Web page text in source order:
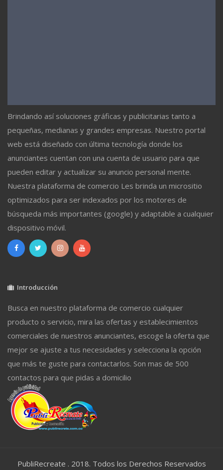
Brindando así soluciones gráficas y publicitarias tanto a
pequeñas, medianas y grandes empresas. Nuestro portal
web está diseñado con última tecnología donde los
anunciantes cuentan con una cuenta de usuario para que
pueden editar y actualizar su anuncio personal mente.
Nuestra plataforma de comercio Les brinda un micrositio
optimizados para ser indexados por los motores de
búsqueda más importantes (google) y adaptable a cualquier
dispositivo móvil.
Introducción
Busca en nuestro plataforma de comercio cualquier
producto o servicio, mira las ofertas y establecimientos
comerciales de nuestros anunciantes, escoge la oferta que
mejor se ajuste a tus necesidades y selecciona la opción
que más te guste para contactarlos. Son mas de 500
contactos para que pidas a domicilio
PubliRecreate . 2018. Todos los Derechos Reservados